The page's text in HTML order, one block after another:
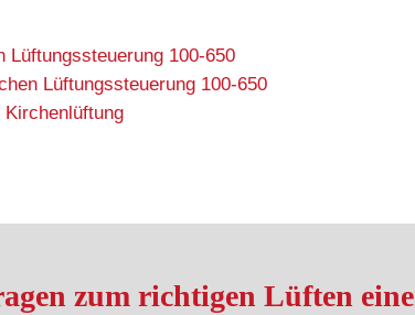
Lüftungssteuerung 100-650
Lüftungssteuerung 100-650
zum richtigen Lüften